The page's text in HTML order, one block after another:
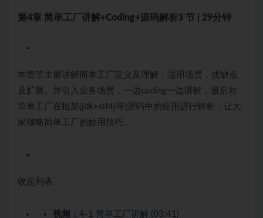
第4章 简单工厂讲解+Coding+源码解析3 节 | 29分钟
本章节主要讲解简单工厂定义及理解，适用场景，优缺点
及扩展。并引入业务场景，一边coding一边讲解，最后对
简单工厂在框架(jdk+slf4j等)源码中的应用进行解析，让大
家领略简单工厂的妙用技巧。
收起列表
视频： 4-1 简单工厂讲解 (03:41)